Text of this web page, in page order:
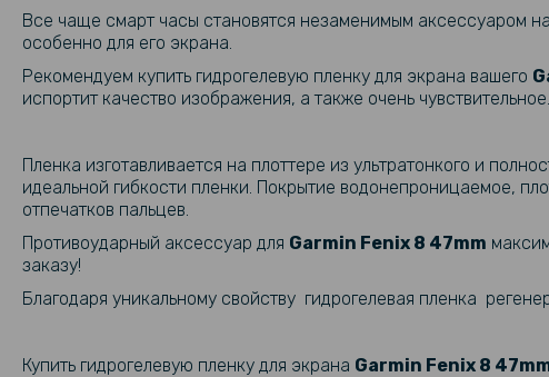
Все чаще смарт часы становятся незаменимым аксессуаром
особенно для его экрана.
Рекомендуем купить гидрогелевую пленку для экрана вашего
испортит качество изображения, а также очень чувствительное.
Пленка изготавливается на плоттере из ультратонкого и
идеальной гибкости пленки. Покрытие водонепроницаемое,
отпечатков пальцев.
Противоударный аксессуар для Garmin Fenix 8 47mm
заказу!
Благодаря уникальному свойству гидрогелевая пленка
Купить гидрогелевую пленку для экрана Garmin Fenix 8